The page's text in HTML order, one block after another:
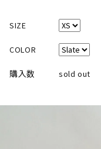
SIZE
COLOR
購入数 sold out